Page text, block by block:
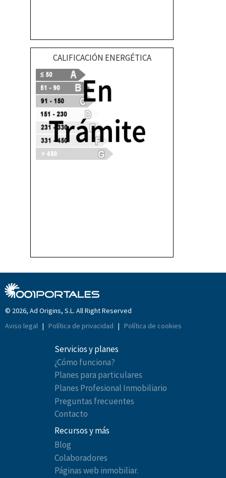
CALIFICACIÓN ENERGÉTICA
© 2026, Ad Origins, S.L. All Right Reserved
Aviso legal | Política de privacidad | Política de cookies
Servicios y planes
¿Cómo funciona?
Planes para particulares
Planes Profesional Inmobiliario
Preguntas frecuentes
Contacto
Recursos y más
Blog
Colaboradores
Páginas web inmobiliar.